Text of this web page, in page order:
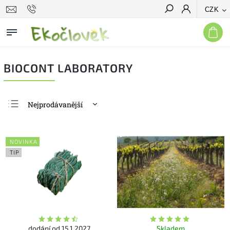
CZK
Hledat
BIOCONT LABORATORY
Nejprodávanější
Nejdražší
Abecedně
NOVINKA
TIP
dodání od 15.1.2027 Skladem